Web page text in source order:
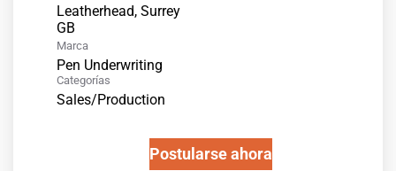
Leatherhead, Surrey
Marca
Pen Underwriting
Categorías
Sales/Production
Postularse ahora